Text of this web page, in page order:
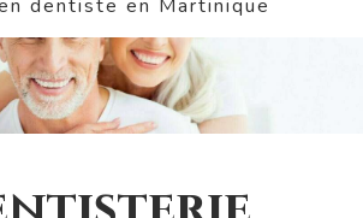
dentiste en Martinique